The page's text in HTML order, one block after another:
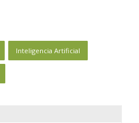
Inteligencia Artificial